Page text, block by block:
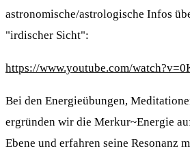
astronomische/astrologische Infos
"irdischer Sicht":
https://www.youtube.com/
Bei den Energieübungen,
ergründen wir die Merkur~Energie
Ebene und erfahren seine Resonanz